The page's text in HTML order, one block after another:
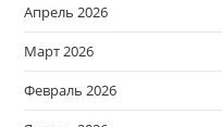
Апрель 2026
Март 2026
Февраль 2026